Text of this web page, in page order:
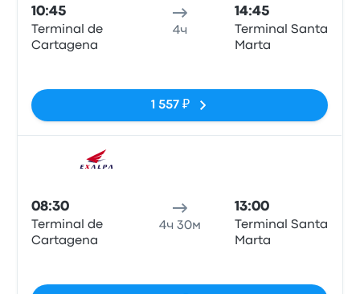
10:45
Terminal de
Cartagena
4ч
14:45
Terminal Santa
Marta
1 557 ₽
08:30
Terminal de
Cartagena
4ч 30м
13:00
Terminal Santa
Marta